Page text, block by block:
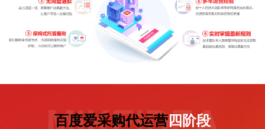
百度爱采购代运营四阶段